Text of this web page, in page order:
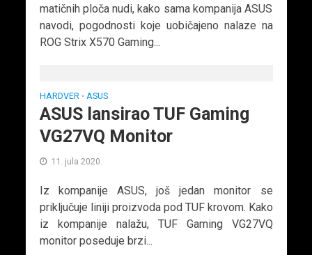
matičnih ploča nudi, kako sama kompanija ASUS
navodi, pogodnosti koje uobičajeno nalaze na
ROG Strix X570 Gaming...
HARDVER • ASUS
ASUS lansirao TUF Gaming
VG27VQ Monitor
11. jula 2020.
Iz kompanije ASUS, još jedan monitor se
priključuje liniji proizvoda pod TUF krovom. Kako
iz kompanije nalažu, TUF Gaming VG27VQ
monitor poseduje brzi...